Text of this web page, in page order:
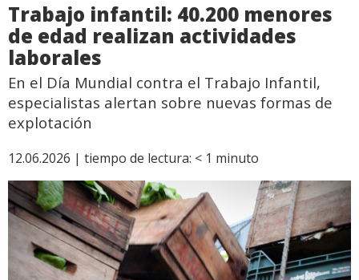
Trabajo infantil: 40.200 menores
de edad realizan actividades
laborales
En el Día Mundial contra el Trabajo Infantil,
especialistas alertan sobre nuevas formas de
explotación
12.06.2026 | tiempo de lectura: < 1 minuto